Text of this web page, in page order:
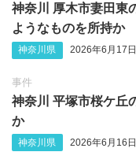
神奈川 厚木市妻田東
ようなものを所持か
神奈川県 2026年6月17
事件
神奈川 平塚市桜ケ丘
か
神奈川県 2026年6月16